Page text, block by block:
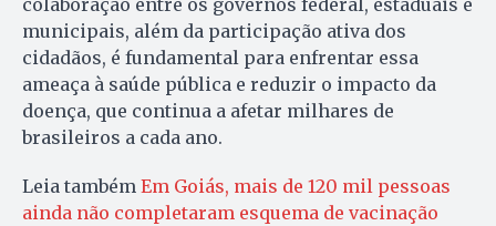
colaboração entre os governos federal, estaduais e
municipais, além da participação ativa dos
cidadãos, é fundamental para enfrentar essa
ameaça à saúde pública e reduzir o impacto da
doença, que continua a afetar milhares de
brasileiros a cada ano.
Leia também Em Goiás, mais de 120 mil pessoas
ainda não completaram esquema de vacinação